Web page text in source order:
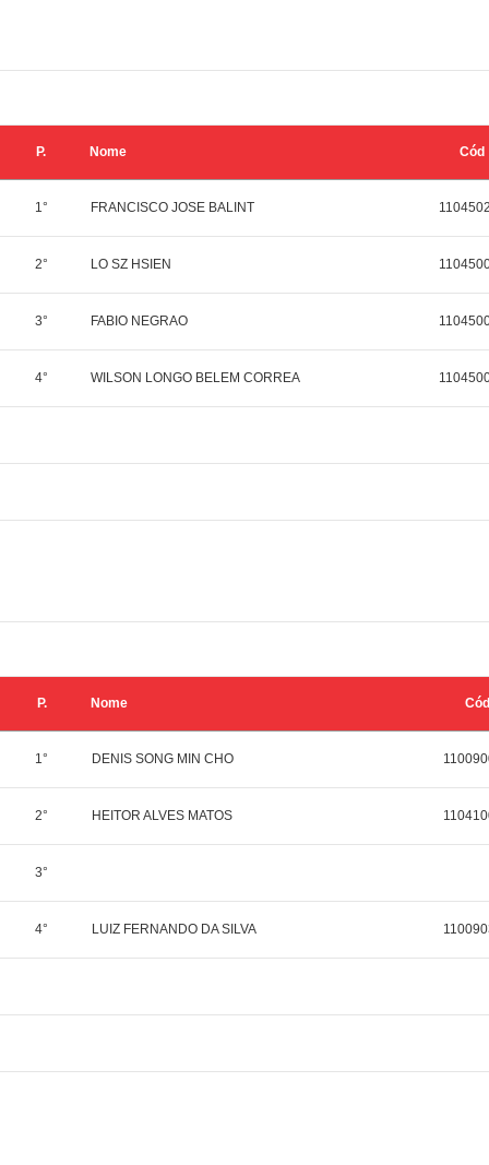
P. Nome Cód
1° FRANCISCO JOSE BALINT
2° LO SZ HSIEN
3° FABIO NEGRAO
4° WILSON LONGO BELEM CORREA
P. Nome Cód
1° DENIS SONG MIN CHO
2° HEITOR ALVES MATOS
3°
4° LUIZ FERNANDO DA SILVA